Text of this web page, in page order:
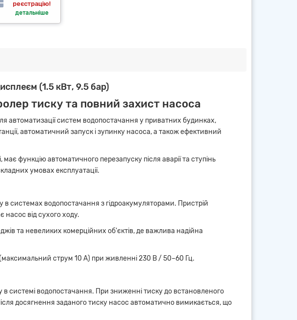
реєстрацію!
детальніше
(1.5 кВт, 9.5 бар)
тиску та повний захист насоса
автоматизації систем водопостачання у приватних будинках,
автоматичний запуск і зупинку насоса, а також ефективний
функцію автоматичного перезапуску після аварії та ступінь
умовах експлуатації.
в системах водопостачання з гідроакумуляторами. Пристрій
насос від сухого ходу.
та невеликих комерційних об'єктів, де важлива надійна
струм 10 А) при живленні 230 В / 50–60 Гц.
системі водопостачання. При зниженні тиску до встановленого
досягнення заданого тиску насос автоматично вимикається, що